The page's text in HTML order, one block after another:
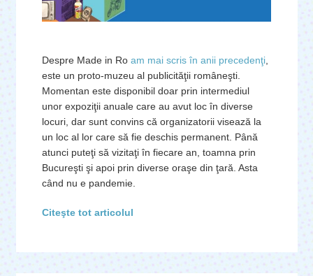
Despre Made in Ro am mai scris în anii precedenţi
este un proto-muzeu al publicităţii româneşti.
Momentan este disponibil doar prin intermediul
unor expoziţii anuale care au avut loc în diverse
locuri, dar sunt convins că organizatorii visează la
un loc al lor care să fie deschis permanent. Până
atunci puteţi să vizitaţi în fiecare an, toamna prin
Bucureşti şi apoi prin diverse oraşe din ţară. Asta
când nu e pandemie.
Citeşte tot articolul